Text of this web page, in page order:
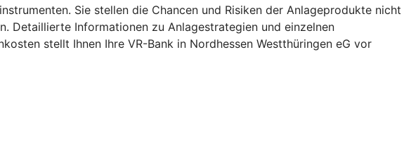
Sie stellen die Chancen und Risiken der Anlageprodukte nicht
Detaillierte Informationen zu Anlagestrategien und einzelnen
stellt Ihnen Ihre VR-Bank in Nordhessen Westthüringen eG vor